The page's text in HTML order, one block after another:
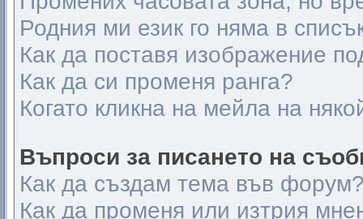
Родния ми език го няма в
Как да поставя изображение
Как да си променя ранга?
Когато кликна на мейла на
Въпроси за писането на
Как да създам тема във
Как да променя или изтрия